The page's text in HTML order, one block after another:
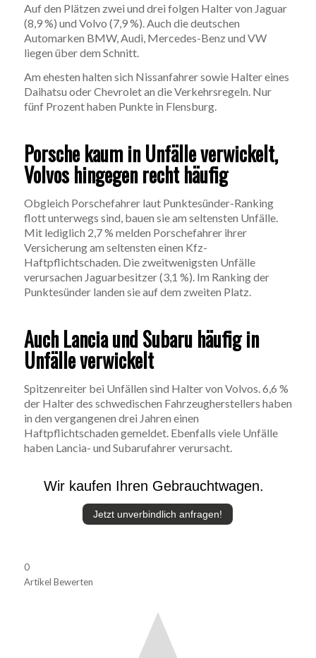
Auf den Plätzen zwei und drei folgen Halter von Jaguar
(8,9 %) und Volvo (7,9 %). Auch die deutschen
Automarken BMW, Audi, Mercedes-Benz und VW
liegen über dem Schnitt.
Am ehesten halten sich Nissanfahrer sowie Halter eines
Daihatsu oder Chevrolet an die Verkehrsregeln. Nur
fünf Prozent haben Punkte in Flensburg.
Porsche kaum in Unfälle verwickelt,
Volvos hingegen recht häufig
Obgleich Porschefahrer laut Punktesünder-Ranking
flott unterwegs sind, bauen sie am seltensten Unfälle.
Mit lediglich 2,7 % melden Porschefahrer ihrer
Versicherung am seltensten einen Kfz-
Haftpflichtschaden. Die zweitwenigsten Unfälle
verursachen Jaguarbesitzer (3,1 %). Im Ranking der
Punktesünder landen sie auf dem zweiten Platz.
Auch Lancia und Subaru häufig in
Unfälle verwickelt
Spitzenreiter bei Unfällen sind Halter von Volvos. 6,6 %
der Halter des schwedischen Fahrzeugherstellers haben
in den vergangenen drei Jahren einen
Haftpflichtschaden gemeldet. Ebenfalls viele Unfälle
haben Lancia- und Subarufahrer verursacht.
Wir kaufen Ihren Gebrauchtwagen.
Jetzt unverbindlich anfragen!
0
Artikel Bewerten